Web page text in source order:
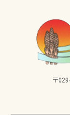
〒